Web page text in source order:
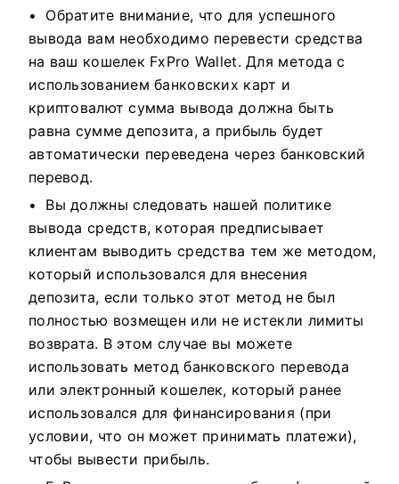
Обратите внимание, что для успешного
вывода вам необходимо перевести средства
на ваш кошелек FxPro Wallet. Для метода с
использованием банковских карт и
криптовалют сумма вывода должна быть
равна сумме депозита, а прибыль будет
автоматически переведена через банковский
перевод.
Вы должны следовать нашей политике
вывода средств, которая предписывает
клиентам выводить средства тем же методом,
который использовался для внесения
депозита, если только этот метод не был
полностью возмещен или не истекли лимиты
возврата. В этом случае вы можете
использовать метод банковского перевода
или электронный кошелек, который ранее
использовался для финансирования (при
условии, что он может принимать платежи),
чтобы вывести прибыль.